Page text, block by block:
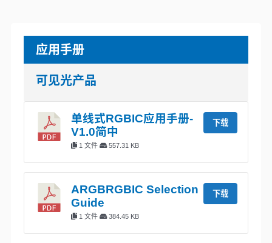
应用手册
可见光产品
单线式RGBIC应用手册-
V1.0简中
1 文件 557.31 KB
下载
ARGBRGBIC Selection
Guide
1 文件 384.45 KB
下载